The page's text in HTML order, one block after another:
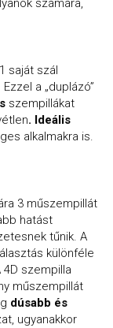
számára,
saját szál
a „duplázó”
szempillákat
. Ideális
alkalmakra is.
3 műszempillát
hatást
tűnik. A
különféle
szempilla
műszempillát
dúsabb és
ugyanakkor